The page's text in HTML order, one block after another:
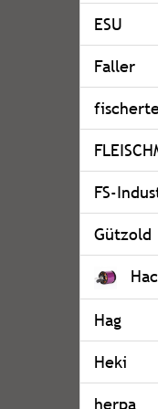
ESU
Faller
FS-
Gützold
Hag
Heki
herpa